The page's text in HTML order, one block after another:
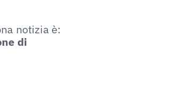
notizia è:
di